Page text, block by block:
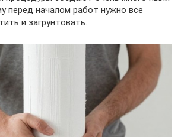
перед началом работ нужно все
и загрунтовать.